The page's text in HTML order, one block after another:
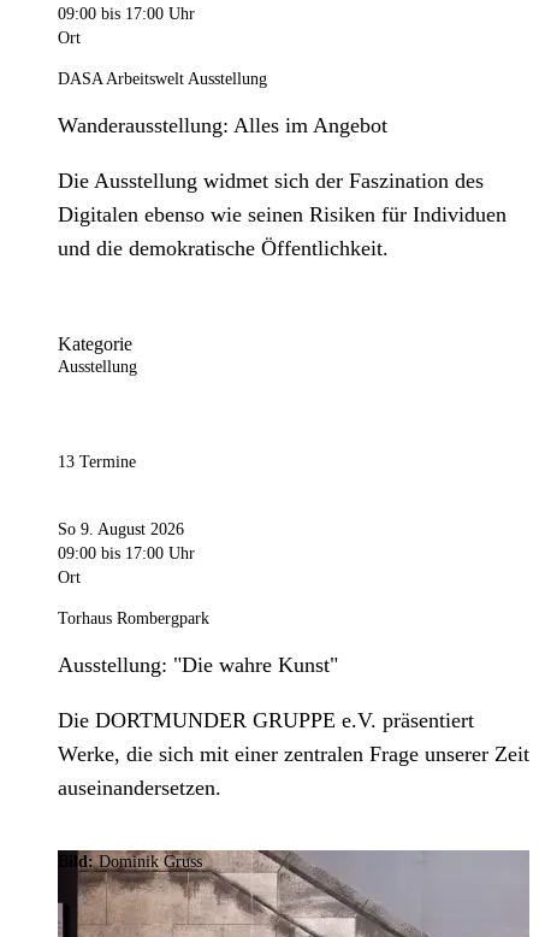
09:00 bis 17:00 Uhr
Ort
DASA Arbeitswelt Ausstellung
Wanderausstellung: Alles im Angebot
Die Ausstellung widmet sich der Faszination des
Digitalen ebenso wie seinen Risiken für Individuen
und die demokratische Öffentlichkeit.
Kategorie
Ausstellung
13 Termine
So 9. August 2026
09:00 bis 17:00 Uhr
Ort
Torhaus Rombergpark
Ausstellung: "Die wahre Kunst"
Die DORTMUNDER GRUPPE e.V. präsentiert
Werke, die sich mit einer zentralen Frage unserer Zeit
auseinandersetzen.
Bild:Dominik Gruss